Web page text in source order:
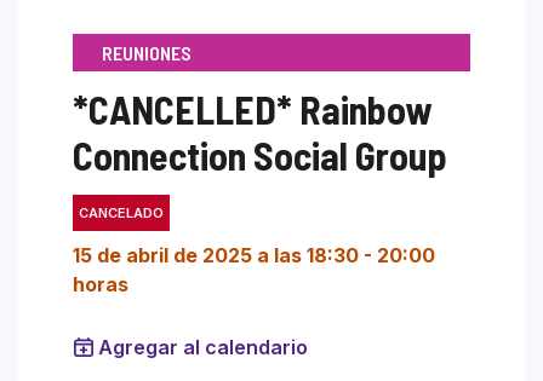
REUNIONES
*CANCELLED* Rainbow
Connection Social Group
CANCELADO
15 de abril de 2025 a las 18:30 - 20:00
horas
Agregar al calendario